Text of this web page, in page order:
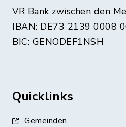
VR Bank zwischen den
IBAN: DE73 2139 0008
BIC: GENODEF1NSH
Quicklinks
Gemeinden